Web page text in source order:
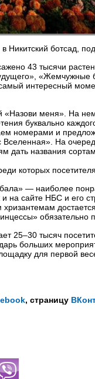
Никитский ботсад,
43 тысячи
интересный
«Назови меня». На
буквально
номерами и
На
дать названия
которых
— наиболее
и на сайте НБС и его
обязательно
25–30 тысяч
больших
для первой
, страницу